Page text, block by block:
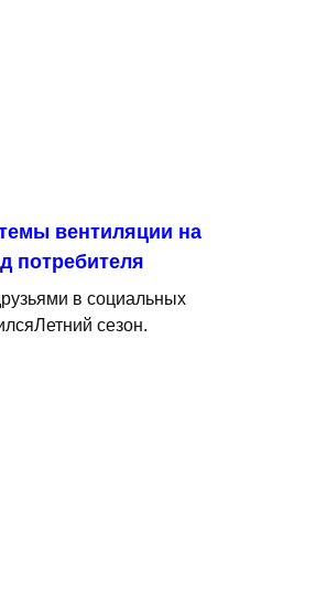
вентиляции на
потребителя
в социальных
сезон.